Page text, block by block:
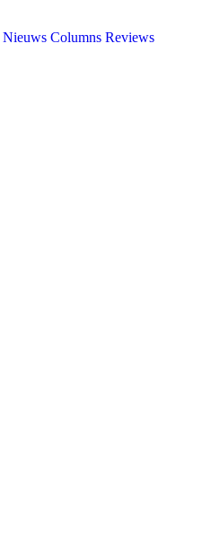
Nieuws Columns Reviews